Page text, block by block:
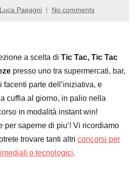
Luca Papagni No comments
a scelta di Tic Tac, Tic Tac
presso uno tra supermercati, bar,
facenti parte dell’iniziativa, e
cuffia al giorno, in palio nella
in modalità instant win!
per saperne di piu’! Vi ricordiamo
trovare tanti altri concorsi per
o tecnologici.